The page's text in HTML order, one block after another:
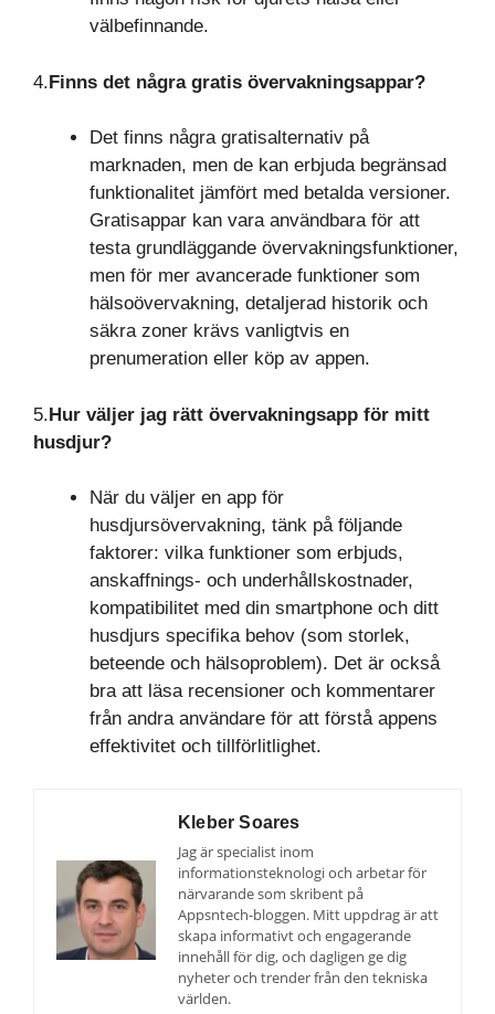
välbefinnande.
4.Finns det några gratis övervakningsappar?
Det finns några gratisalternativ på
marknaden, men de kan erbjuda begränsad
funktionalitet jämfört med betalda versioner.
Gratisappar kan vara användbara för att
testa grundläggande övervakningsfunktioner,
men för mer avancerade funktioner som
hälsoövervakning, detaljerad historik och
säkra zoner krävs vanligtvis en
prenumeration eller köp av appen.
5.Hur väljer jag rätt övervakningsapp för mitt
husdjur?
När du väljer en app för
husdjursövervakning, tänk på följande
faktorer: vilka funktioner som erbjuds,
anskaffnings- och underhållskostnader,
kompatibilitet med din smartphone och ditt
husdjurs specifika behov (som storlek,
beteende och hälsoproblem). Det är också
bra att läsa recensioner och kommentarer
från andra användare för att förstå appens
effektivitet och tillförlitlighet.
Kleber Soares
Jag är specialist inom
informationsteknologi och arbetar för
närvarande som skribent på
Appsntech-bloggen. Mitt uppdrag är att
skapa informativt och engagerande
innehåll för dig, och dagligen ge dig
nyheter och trender från den tekniska
världen.